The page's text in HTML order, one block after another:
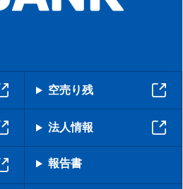
空売り残
法人情報
報告書